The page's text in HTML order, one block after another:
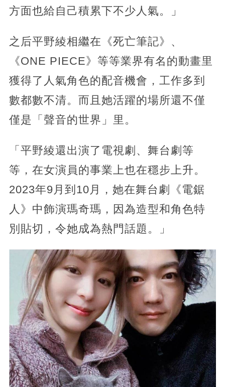
方面也給自己積累下不少人氣。」
之后平野綾相繼在《死亡筆記》、
《ONE PIECE》等等業界有名的動畫里
獲得了人氣角色的配音機會，工作多到
數都數不清。而且她活躍的場所還不僅
僅是「聲音的世界」里。
「平野綾還出演了電視劇、舞台劇等
等，在女演員的事業上也在穩步上升。
2023年9月到10月，她在舞台劇《電鋸
人》中飾演瑪奇瑪，因為造型和角色特
別貼切，令她成為熱門話題。」